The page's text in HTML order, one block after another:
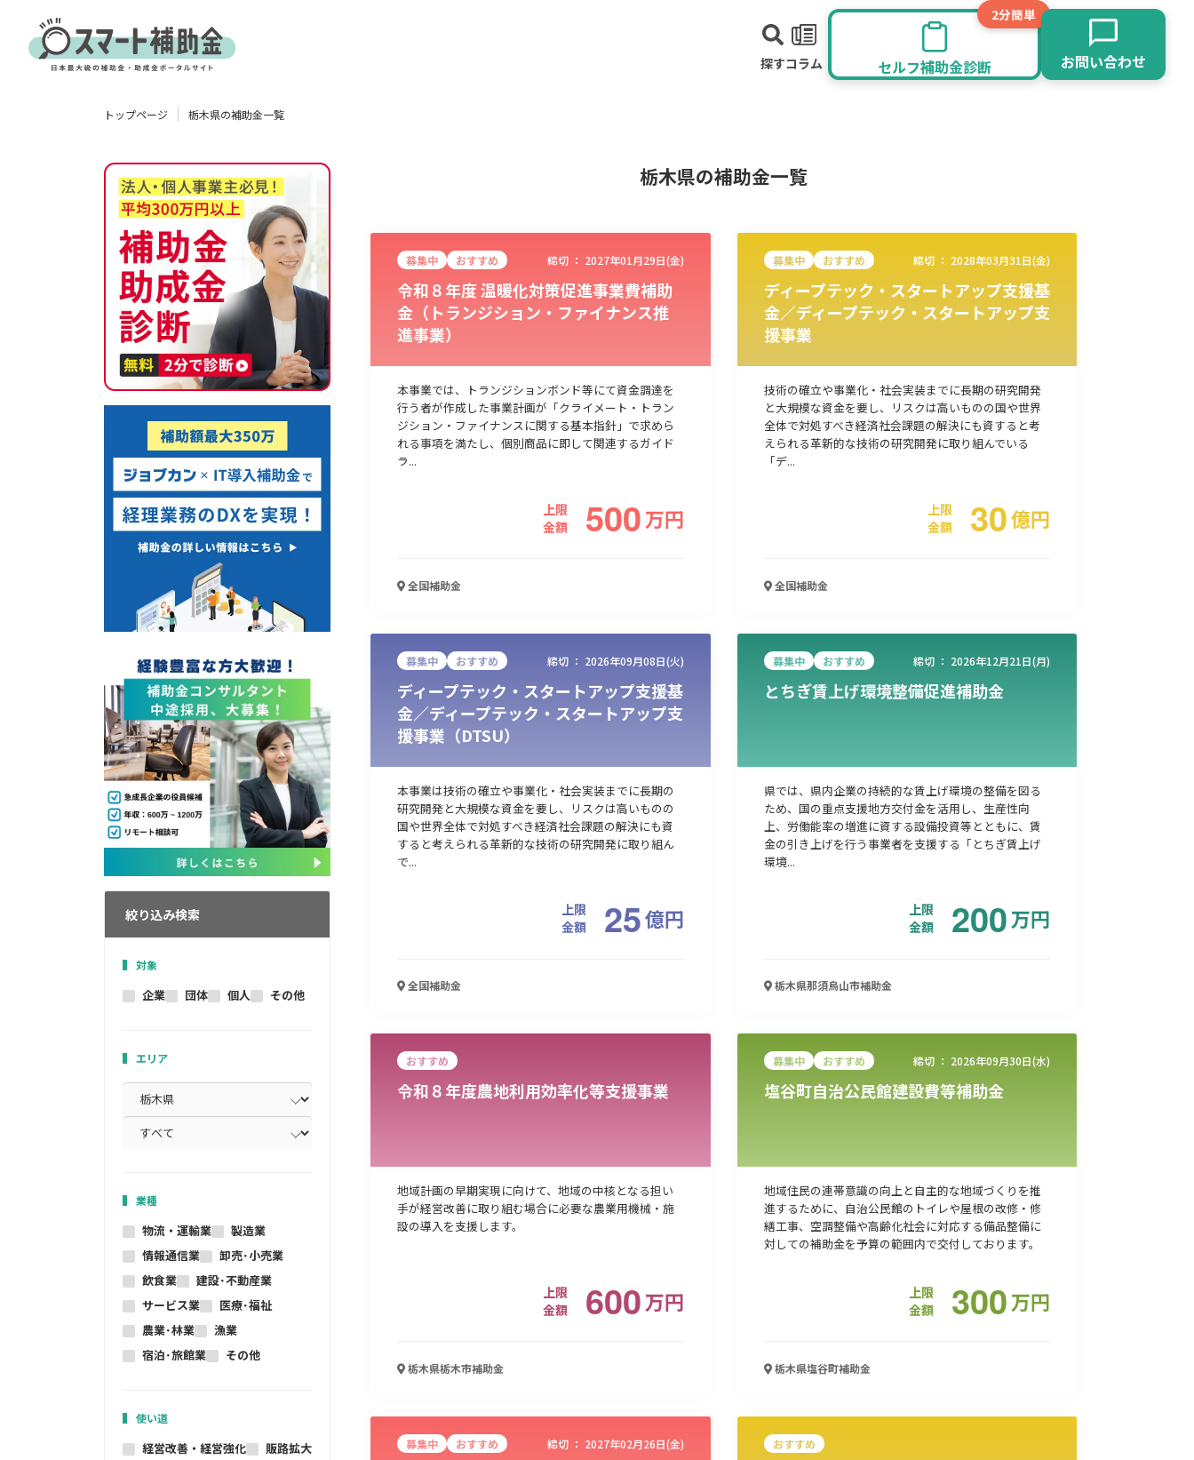
探すコラム
2分簡単
セルフ補助金診断 お問い合わせ
製造業 情報通信業 卸売･小売業
販路拡大 海外展開 人材採用・雇用 人材育成・福利厚生 特許・知的財産 起業・創業 事業承継 災害・被災者支援 コロナ関連
検索
トップページ 栃木県の補助金一覧
絞り込み検索
対象
企業 団体 個人 その他
エリア
業種
物流・運輸業
製造業
情報通信業
卸売･小売業
飲食業
建設･不動産業
サービス業
医療･福祉
農業･林業
漁業
宿泊･旅館業
その他
使い道
経営改善・経営強化
販路拡大
栃木県の補助金一覧
募集中 おすすめ 締切 ： 2027年01月29日(金)
令和８年度 温暖化対策促進事業費補助
金（トランジション・ファイナンス推
進事業）
本事業では、トランジションボンド等にて資金調達を
行う者が作成した事業計画が「クライメート・トラン
ジション・ファイナンスに関する基本指針」で求めら
れる事項を満たし、個別商品に即して関連するガイド
ラ...
上限
金額
500万円
全国補助金
募集中 おすすめ 締切 ： 2028年03月31日(金)
ディープテック・スタートアップ支援基
金／ディープテック・スタートアップ支
援事業
技術の確立や事業化・社会実装までに長期の研究開発
と大規模な資金を要し、リスクは高いものの国や世界
全体で対処すべき経済社会課題の解決にも資すると考
えられる革新的な技術の研究開発に取り組んでいる
「デ...
上限
金額
30億円
全国補助金
募集中 おすすめ 締切 ： 2026年09月08日(火)
ディープテック・スタートアップ支援基
金／ディープテック・スタートアップ支
援事業（DTSU）
本事業は技術の確立や事業化・社会実装までに長期の
研究開発と大規模な資金を要し、リスクは高いものの
国や世界全体で対処すべき経済社会課題の解決にも資
すると考えられる革新的な技術の研究開発に取り組ん
で...
上限
金額
25億円
全国補助金
募集中 おすすめ 締切 ： 2026年12月21日(月)
とちぎ賃上げ環境整備促進補助金
県では、県内企業の持続的な賃上げ環境の整備を図る
ため、国の重点支援地方交付金を活用し、生産性向
上、労働能率の増進に資する設備投資等とともに、賃
金の引き上げを行う事業者を支援する「とちぎ賃上げ
環境...
上限
金額
200万円
栃木県那須烏山市補助金
おすすめ
令和８年度農地利用効率化等支援事業
地域計画の早期実現に向けて、地域の中核となる担い
手が経営改善に取り組む場合に必要な農業用機械・施
設の導入を支援します。
上限
金額
600万円
栃木県栃木市補助金
募集中 おすすめ 締切 ： 2026年09月30日(水)
塩谷町自治公民館建設費等補助金
地域住民の連帯意識の向上と自主的な地域づくりを推
進するために、自治公民館のトイレや屋根の改修・修
繕工事、空調整備や高齢化社会に対応する備品整備に
対しての補助金を予算の範囲内で交付しております。
上限
金額
300万円
栃木県塩谷町補助金
募集中 おすすめ 締切 ： 2027年02月26日(金) おすすめ